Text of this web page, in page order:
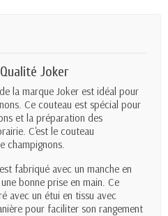
Joker
de la marque Joker est idéal pour
Ce couteau est spécial pour
et la préparation des
C'est le couteau
champignons.
est fabriqué avec un manche en
bonne prise en main. Ce
avec un étui en tissu avec
pour faciliter son rangement